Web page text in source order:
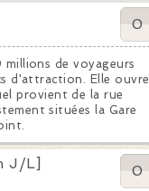
0
millions de voyageurs
d'attraction. Elle ouvre
provient de la rue
situées la Gare
J/L] 0